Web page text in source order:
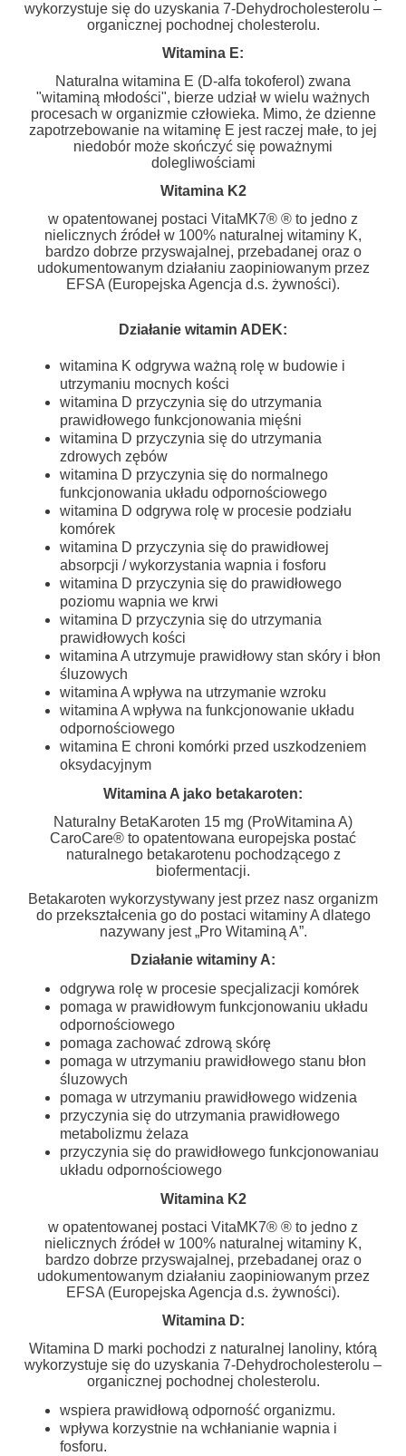
wykorzystuje się do uzyskania 7-Dehydrocholesterolu –
organicznej pochodnej cholesterolu.
Witamina E:
Naturalna witamina E (D-alfa tokoferol) zwana
"witaminą młodości", bierze udział w wielu ważnych
procesach w organizmie człowieka. Mimo, że dzienne
zapotrzebowanie na witaminę E jest raczej małe, to jej
niedobór może skończyć się poważnymi
dolegliwościami
Witamina K2
w opatentowanej postaci VitaMK7® ® to jedno z
nielicznych źródeł w 100% naturalnej witaminy K,
bardzo dobrze przyswajalnej, przebadanej oraz o
udokumentowanym działaniu zaopiniowanym przez
EFSA (Europejska Agencja d.s. żywności).
Działanie witamin ADEK:
witamina K odgrywa ważną rolę w budowie i
utrzymaniu mocnych kości
witamina D przyczynia się do utrzymania
prawidłowego funkcjonowania mięśni
witamina D przyczynia się do utrzymania
zdrowych zębów
witamina D przyczynia się do normalnego
funkcjonowania układu odpornościowego
witamina D odgrywa rolę w procesie podziału
komórek
witamina D przyczynia się do prawidłowej
absorpcji / wykorzystania wapnia i fosforu
witamina D przyczynia się do prawidłowego
poziomu wapnia we krwi
witamina D przyczynia się do utrzymania
prawidłowych kości
witamina A utrzymuje prawidłowy stan skóry i błon
śluzowych
witamina A wpływa na utrzymanie wzroku
witamina A wpływa na funkcjonowanie układu
odpornościowego
witamina E chroni komórki przed uszkodzeniem
oksydacyjnym
Witamina A jako betakaroten:
Naturalny BetaKaroten 15 mg (ProWitamina A)
CaroCare® to opatentowana europejska postać
naturalnego betakarotenu pochodzącego z
biofermentacji.
Betakaroten wykorzystywany jest przez nasz organizm
do przekształcenia go do postaci witaminy A dlatego
nazywany jest „Pro Witaminą A”.
Działanie witaminy A:
odgrywa rolę w procesie specjalizacji komórek
pomaga w prawidłowym funkcjonowaniu układu
odpornościowego
pomaga zachować zdrową skórę
pomaga w utrzymaniu prawidłowego stanu błon
śluzowych
pomaga w utrzymaniu prawidłowego widzenia
przyczynia się do utrzymania prawidłowego
metabolizmu żelaza
przyczynia się do prawidłowego funkcjonowaniau
układu odpornościowego
Witamina K2
w opatentowanej postaci VitaMK7® ® to jedno z
nielicznych źródeł w 100% naturalnej witaminy K,
bardzo dobrze przyswajalnej, przebadanej oraz o
udokumentowanym działaniu zaopiniowanym przez
EFSA (Europejska Agencja d.s. żywności).
Witamina D:
Witamina D marki pochodzi z naturalnej lanoliny, którą
wykorzystuje się do uzyskania 7-Dehydrocholesterolu –
organicznej pochodnej cholesterolu.
wspiera prawidłową odporność organizmu.
wpływa korzystnie na wchłanianie wapnia i
fosforu.